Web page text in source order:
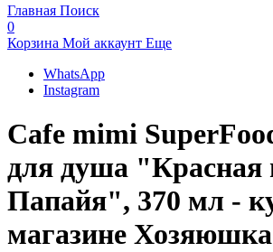
Главная Поиск
0
Корзина Мой аккаунт Еще
WhatsApp
Instagram
Cafe mimi
для душа "Красная
Папайя", 370 мл -
магазине